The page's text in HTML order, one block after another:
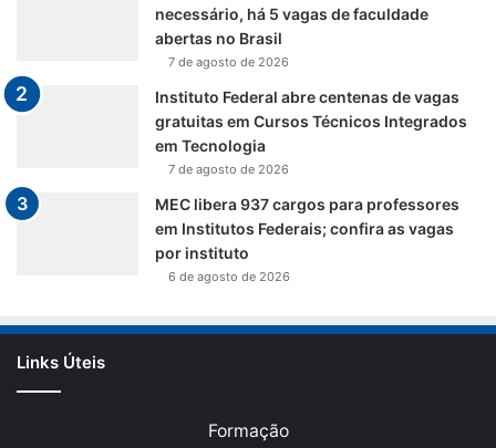
necessário, há 5 vagas de faculdade
abertas no Brasil
7 de agosto de 2026
Instituto Federal abre centenas de vagas
gratuitas em Cursos Técnicos Integrados
em Tecnologia
7 de agosto de 2026
MEC libera 937 cargos para professores
em Institutos Federais; confira as vagas
por instituto
6 de agosto de 2026
Links Úteis
Formação